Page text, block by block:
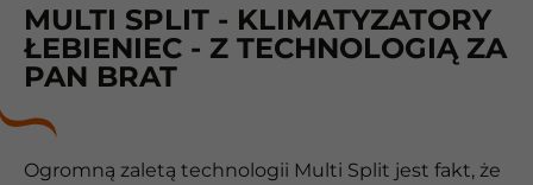
MULTI SPLIT - KLIMATYZATORY
ŁEBIENIEC - Z TECHNOLOGIĄ ZA
PAN BRAT
Ogromną zaletą technologii Multi Split jest fakt, że